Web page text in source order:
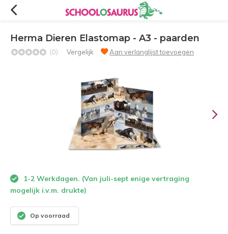
Herma Dieren Elastomap - A3 - paarden
(0) Vergelijk Aan verlanglijst toevoegen
1-2 Werkdagen. (Van juli-sept enige vertraging
mogelijk i.v.m. drukte)
Op voorraad